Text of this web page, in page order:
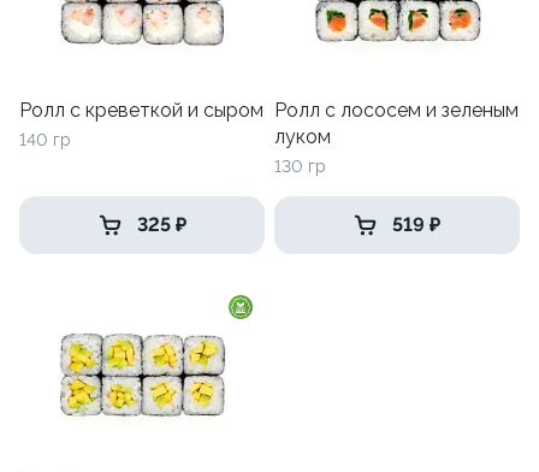
Ролл с креветкой и сыром
140 гр
325 ₽
Ролл с лососем и зеленым
луком
130 гр
519 ₽